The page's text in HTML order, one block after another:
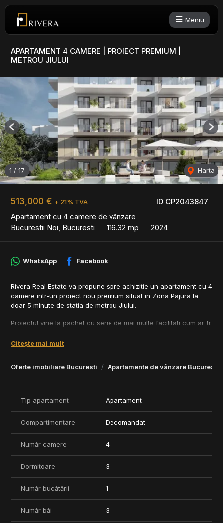
Meniu
APARTAMENT 4 CAMERE | PROIECT PREMIUM |
METROU JIULUI
ID CP2043847
513,000 € + 21% TVA
Apartament cu 4 camere de vânzare
Bucurestii Noi, Bucuresti
116.32 mp 2024
1 / 17 Harta
Previous
Oferte imobiliare Bucuresti Apartamente de vânzare Bucuresti
WhatsApp Facebook
Rivera Real Estate va propune spre achizitie un apartament cu 4
camere intr-un proiect nou premium situat in Zona Pajura la
doar 5 minute de statia de metrou Jiului.
Proiectul vine la pachet cu serie de mai multe facilitati cum ar fi:
- Piscina privata in aer liber si zona de barbeque;
- Sala de fitness;
- Cinematograf;
Proiectul dispune de parcare subterana pe doua nivele si boxe
Pret locuri de parcare: 25.000 - 31.000 EUR + TVA;
Termen de finalizare - 2026
Pentru mai multe informatii va asteptam la o vizionare.
Citește mai mult
Tip apartament Apartament
Compartimentare Decomandat
Număr camere 4
Dormitoare 3
Număr bucătării 1
Număr băi 3